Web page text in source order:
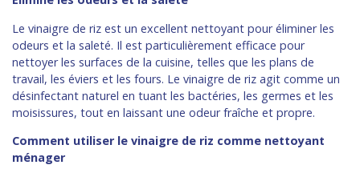
Le vinaigre de riz est un excellent nettoyant pour éliminer les
odeurs et la saleté. Il est particulièrement efficace pour
nettoyer les surfaces de la cuisine, telles que les plans de
travail, les éviers et les fours. Le vinaigre de riz agit comme un
désinfectant naturel en tuant les bactéries, les germes et les
moisissures, tout en laissant une odeur fraîche et propre.
Comment utiliser le vinaigre de riz comme nettoyant
ménager